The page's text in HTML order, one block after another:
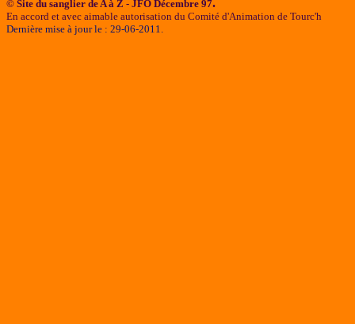
© Site du sanglier de A à Z - JFO Décembre 97.
En accord et avec aimable autorisation du Comité d'Animation de Tourc'h
Dernière mise à jour le : 29-06-2011.